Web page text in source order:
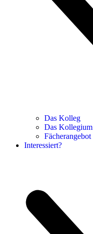
Das Kolleg
Das Kollegium
Fächerangebot
Interessiert?